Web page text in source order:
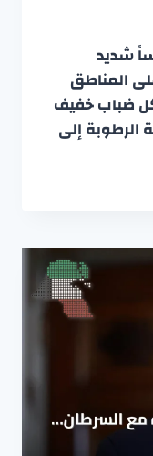
شديد
المناطق
ضباب خفيف
إلى